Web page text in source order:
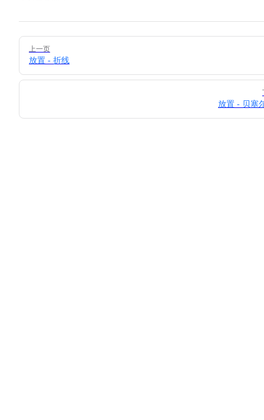
Pager
上一页
放置 - 折线
放置 - 贝塞